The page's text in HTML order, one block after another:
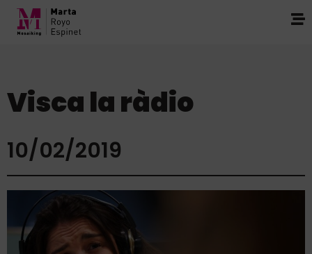
Visca la ràdio
10/02/2019